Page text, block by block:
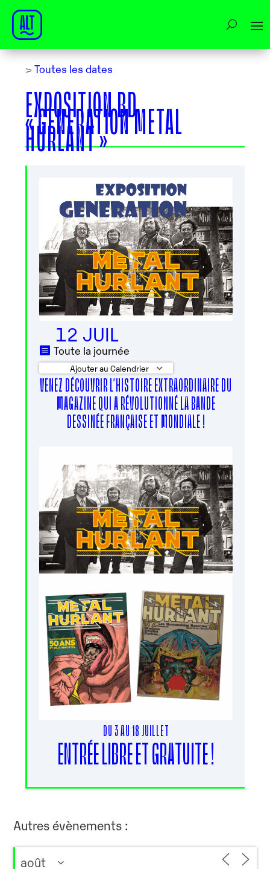
> Toutes les dates
EXPOSITION BD
« GENERATION METAL
HURLANT »
12 JUIL
Toute la journée
Ajouter au Calendrier
Télécharger ICS Calendrier Google
VENEZ DÉCOUVRIR L’HISTOIRE EXTRAORDINAIRE DU
MAGAZINE QUI A RÉVOLUTIONNÉ LA BANDE
DESSINÉE FRANÇAISE ET MONDIALE !
DU 3 AU 18 JUILLET
ENTRÉE LIBRE ET GRATUITE !
Autres évènements :